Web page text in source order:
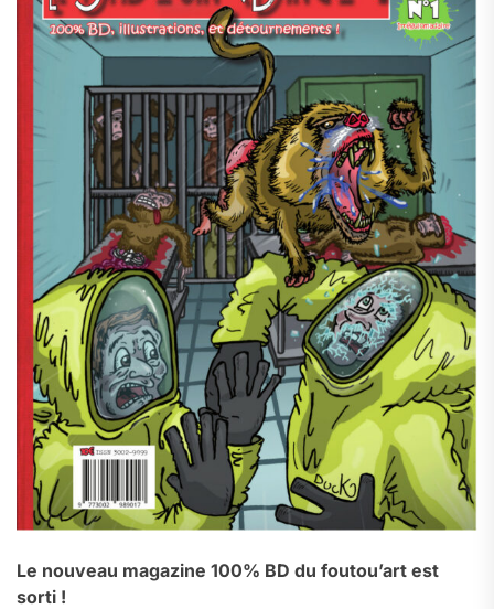
Le nouveau magazine 100% BD du foutou’art est
sorti !